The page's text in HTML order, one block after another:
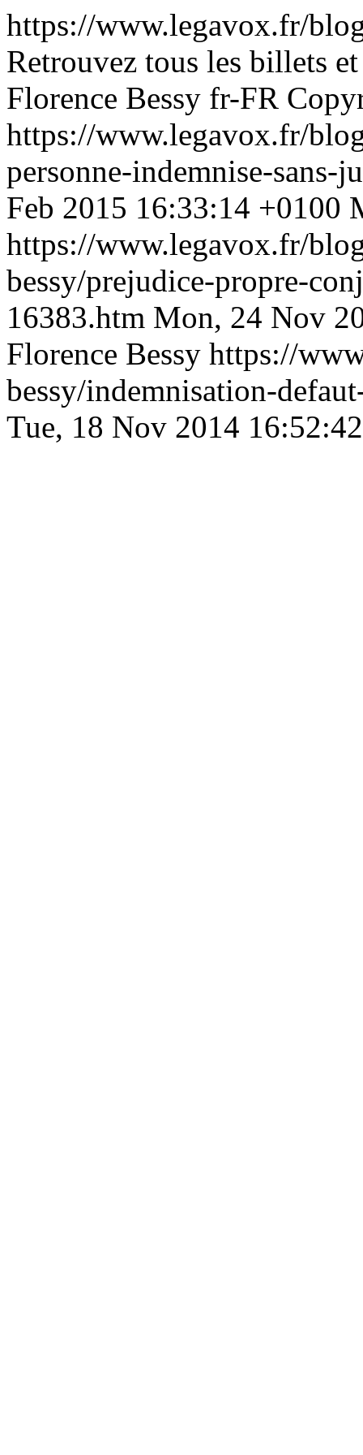
https://www.legavox.fr/
Retrouvez tous les billets
Florence Bessy fr-FR
https://www.legavox.fr/
personne-indemnise-
Feb 2015 16:33:14 +0100
https://www.legavox.fr/
bessy/prejudice-propre-
16383.htm Mon, 24 Nov
Florence Bessy https://
bessy/indemnisation-
Tue, 18 Nov 2014